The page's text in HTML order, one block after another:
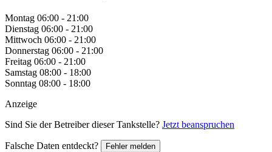
Montag 06:00 - 21:00
Dienstag 06:00 - 21:00
Mittwoch 06:00 - 21:00
Donnerstag 06:00 - 21:00
Freitag 06:00 - 21:00
Samstag 08:00 - 18:00
Sonntag 08:00 - 18:00
Anzeige
Sind Sie der Betreiber dieser Tankstelle? Jetzt beanspruchen
Falsche Daten entdeckt? Fehler melden